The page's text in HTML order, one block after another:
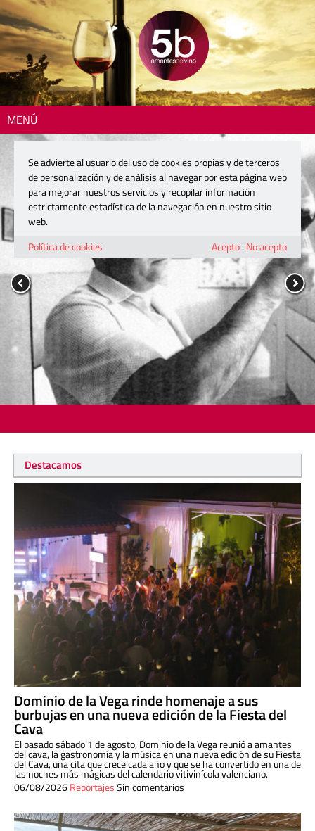
MENÚ
Destacamos
Dominio de la Vega rinde homenaje a sus
burbujas en una nueva edición de la Fiesta del
Cava
El pasado sábado 1 de agosto, Dominio de la Vega reunió a amantes
del cava, la gastronomía y la música en una nueva edición de su Fiesta
del Cava, una cita que crece cada año y que se ha convertido en una de
las noches más mágicas del calendario vitivinícola valenciano.
06/08/2026ReportajesSin comentarios
Se advierte al usuario del uso de cookies propias y de terceros
de personalización y de análisis al navegar por esta página web
para mejorar nuestros servicios y recopilar información
estrictamente estadística de la navegación en nuestro sitio
web.
Política de cookies
Acepto· No acepto